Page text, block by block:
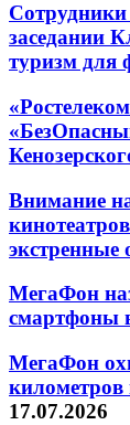
заседании
туризм для
Внимание
экстренные
МегаФон
смартфоны
МегаФон
17.07.2026